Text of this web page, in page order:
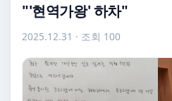
"'현역가왕' 하차"
2025.12.31 · 조회 100